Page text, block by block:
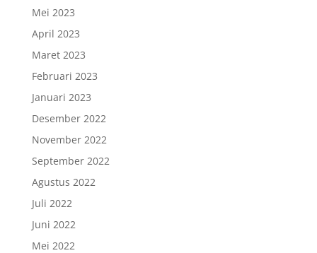
Mei 2023
April 2023
Maret 2023
Februari 2023
Januari 2023
Desember 2022
November 2022
September 2022
Agustus 2022
Juli 2022
Juni 2022
Mei 2022